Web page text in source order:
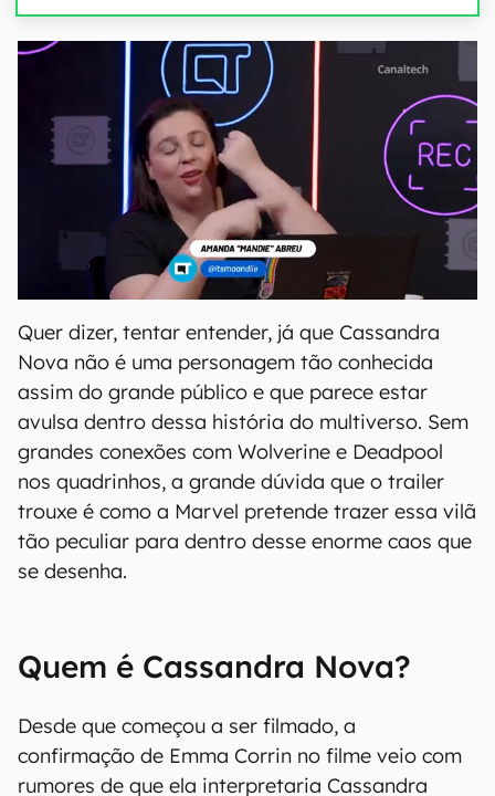
Quer dizer, tentar entender, já que Cassandra
Nova não é uma personagem tão conhecida
assim do grande público e que parece estar
avulsa dentro dessa história do multiverso. Sem
grandes conexões com Wolverine e Deadpool
nos quadrinhos, a grande dúvida que o trailer
trouxe é como a Marvel pretende trazer essa vilã
tão peculiar para dentro desse enorme caos que
se desenha.
Quem é Cassandra Nova?
Desde que começou a ser filmado, a
confirmação de Emma Corrin no filme veio com
rumores de que ela interpretaria Cassandra